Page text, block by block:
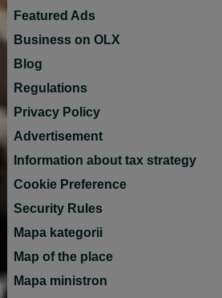
Featured Ads
Business on OLX
Blog
Regulations
Privacy Policy
Advertisement
Information about tax strategy
Cookie Preference
Security Rules
Mapa kategorii
Map of the place
Mapa ministron